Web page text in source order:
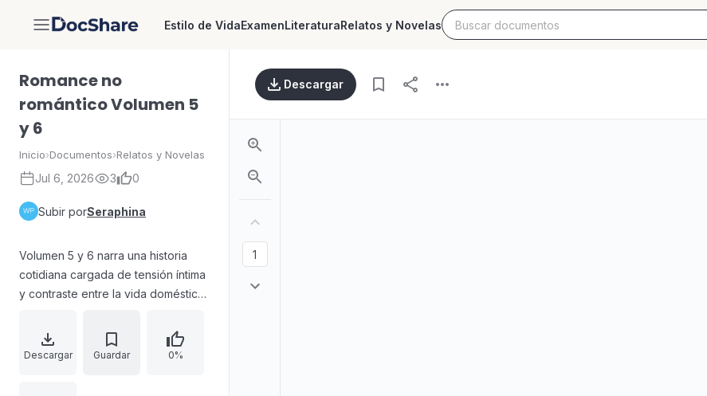
DocShare Estilo de VidaExamenLiteraturaRelatos y Novelas
Romance no
romántico Volumen 5
y 6
Inicio›Documentos›Relatos y Novelas
Jul 6, 2026 3 0
Subir porSeraphina
Volumen 5 y 6 narra una historia
cotidiana cargada de tensión íntima
y contraste entre la vida doméstica
y Jin-ha comparten casa y rutinas,
donde el sol, las cortinas eléctricas
Descargar Guardar 0%
Descargar